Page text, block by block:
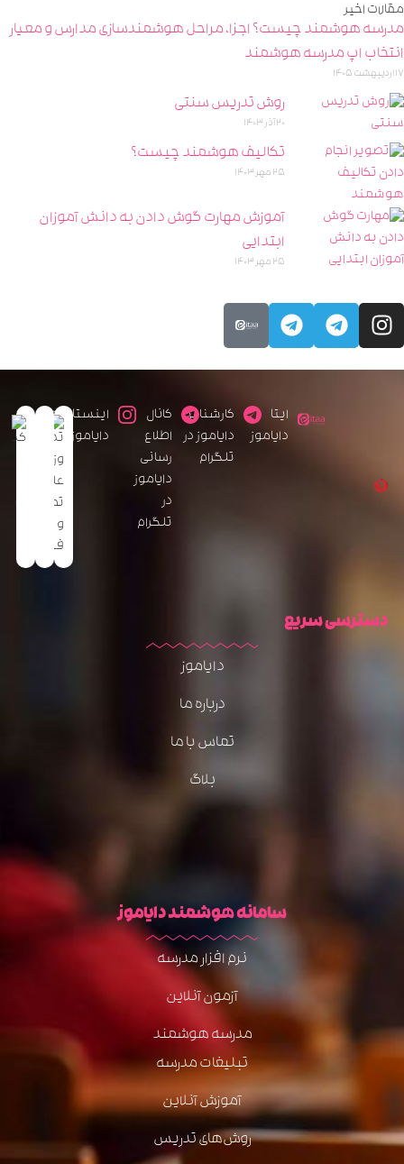
مقالات اخیر
مدرسه هوشمند چیست؟ اجزا، مراحل هوشمندسازی مدارس و معیار
انتخاب اپ مدرسه هوشمند
17 اردیبهشت 1405
روش تدریس سنتی
20 آذر 1403
تکالیف هوشمند چیست؟
25 مهر 1403
آموزش مهارت گوش دادن به دانش آموزان
ابتدایی
25 مهر 1403
ایتا
دایاموز
کارشناس
دایاموز در
تلگرام
کانال
اطلاع
رسانی
دایاموز
در
تلگرام
اینستاگرام
دایاموز
دسترسی سریع
دایاموز
درباره ما
تماس با ما
بلاگ
سامانه هوشمند دایاموز
نرم افزار مدرسه
آزمون آنلاین
مدرسه هوشمند
تبلیغات مدرسه
آموزش آنلاین
روش‌های تدریس